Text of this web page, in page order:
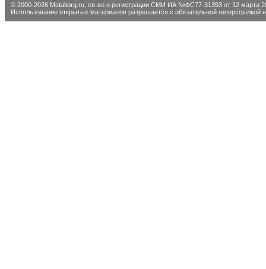
© 2000-2026 Metaltorg.ru, св-во о регистрации СМИ ИА №ФС77-31393 от 12 марта
Использование открытых материалов разрешается с обязательной гиперссылкой